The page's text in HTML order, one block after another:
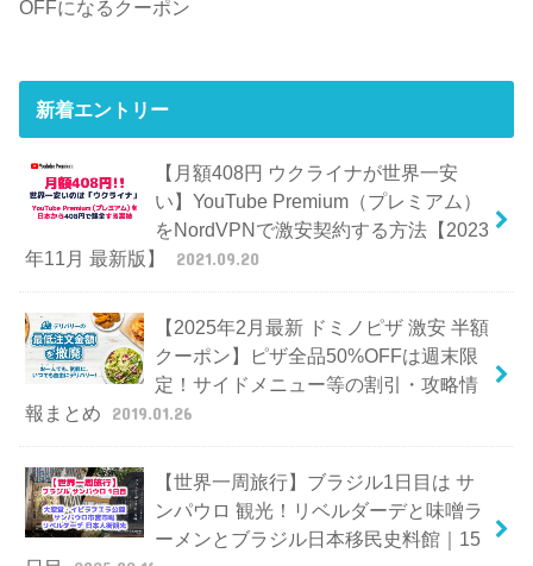
OFFになるクーポン
新着エントリー
【月額408円 ウクライナが世界一安
い】YouTube Premium（プレミアム）
をNordVPNで激安契約する方法【2023
年11月 最新版】
2021.09.20
【2025年2月最新 ドミノピザ 激安 半額
クーポン】ピザ全品50%OFFは週末限
定！サイドメニュー等の割引・攻略情
報まとめ
2019.01.26
【世界一周旅行】ブラジル1日目は サ
ンパウロ 観光！リベルダーデと味噌ラ
ーメンとブラジル日本移民史料館｜15